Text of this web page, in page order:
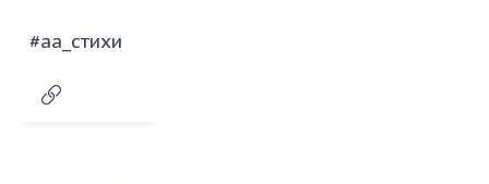
#аа_стихи